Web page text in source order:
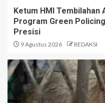
Ketum HMI Tembilahan
Program Green
Presisi
9 Agustus 2026 REDAKSI